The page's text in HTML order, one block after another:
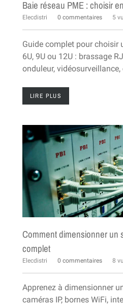
Baie réseau PME : choisir
Elecdistri 0 commentaires 5
Guide complet pour choisir
6U, 9U ou 12U : brassage
onduleur,
LIRE PLUS
Comment dimensionner un
complet
Elecdistri 0 commentaires 8
Apprenez à dimensionner
caméras IP, bornes WiFi,